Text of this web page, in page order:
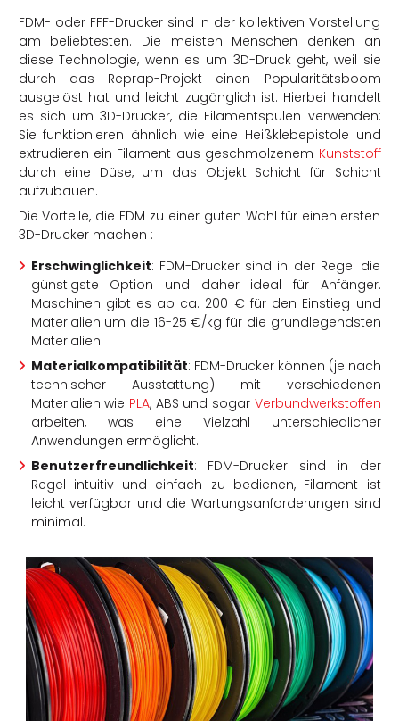
FDM- oder FFF-Drucker sind in der kollektiven Vorstellung
am beliebtesten. Die meisten Menschen denken an
diese Technologie, wenn es um 3D-Druck geht, weil sie
durch das Reprap-Projekt einen Popularitätsboom
ausgelöst hat und leicht zugänglich ist. Hierbei handelt
es sich um 3D-Drucker, die Filamentspulen verwenden:
Sie funktionieren ähnlich wie eine Heißklebepistole und
extrudieren ein Filament aus geschmolzenem Kunststoff
durch eine Düse, um das Objekt Schicht für Schicht
aufzubauen.
Die Vorteile, die FDM zu einer guten Wahl für einen ersten
3D-Drucker machen :
Erschwinglichkeit: FDM-Drucker sind in der Regel die
günstigste Option und daher ideal für Anfänger.
Maschinen gibt es ab ca. 200 € für den Einstieg und
Materialien um die 16-25 €/kg für die grundlegendsten
Materialien.
Materialkompatibilität: FDM-Drucker können (je nach
technischer Ausstattung) mit verschiedenen
Materialien wie PLA, ABS und sogar Verbundwerkstoffen
arbeiten, was eine Vielzahl unterschiedlicher
Anwendungen ermöglicht.
Benutzerfreundlichkeit: FDM-Drucker sind in der
Regel intuitiv und einfach zu bedienen, Filament ist
leicht verfügbar und die Wartungsanforderungen sind
minimal.